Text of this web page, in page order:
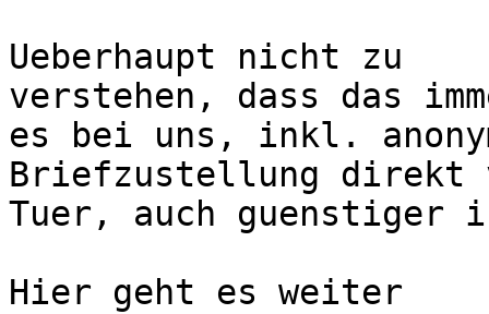
Ueberhaupt nicht zu
verstehen, dass das
es bei uns, inkl.
Briefzustellung
Tuer, auch guenstiger
Hier geht es weiter